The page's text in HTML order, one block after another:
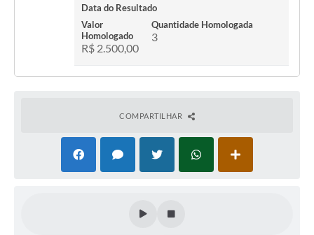
Data do Resultado
Valor
Homologado
R$ 2.500,00
Quantidade Homologada
3
COMPARTILHAR